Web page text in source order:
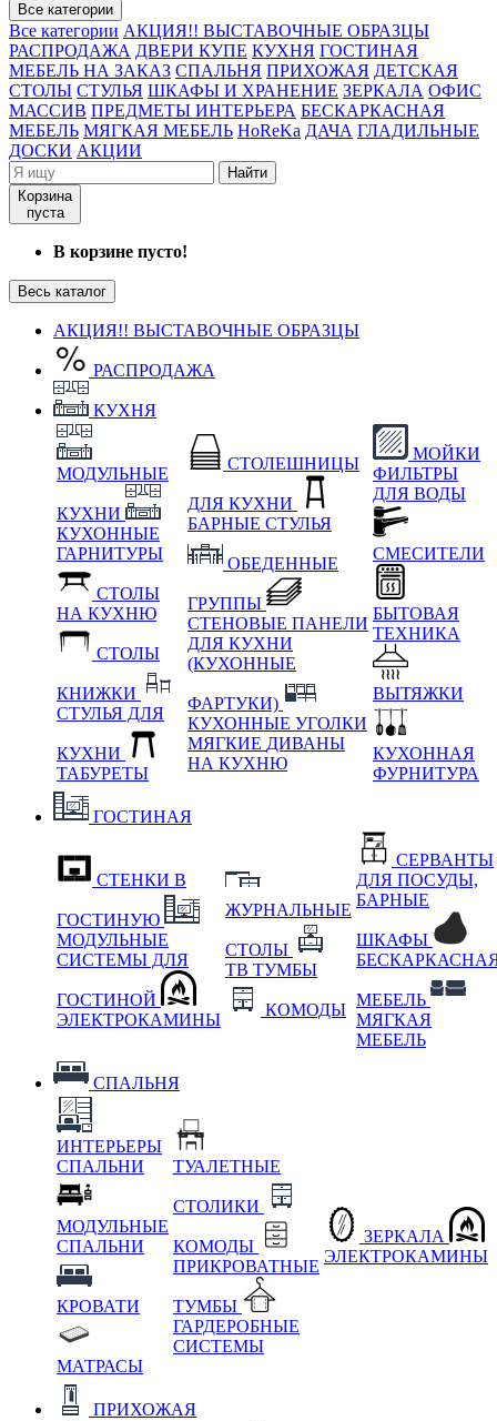
Все категории
Все категории АКЦИЯ!! ВЫСТАВОЧНЫЕ ОБРАЗЦЫ
РАСПРОДАЖА ДВЕРИ КУПЕ КУХНЯ ГОСТИНАЯ
МЕБЕЛЬ НА ЗАКАЗ СПАЛЬНЯ ПРИХОЖАЯ ДЕТСКАЯ
СТОЛЫ СТУЛЬЯ ШКАФЫ И ХРАНЕНИЕ ЗЕРКАЛА ОФИС
МАССИВ ПРЕДМЕТЫ ИНТЕРЬЕРА БЕСКАРКАСНАЯ
МЕБЕЛЬ МЯГКАЯ МЕБЕЛЬ HoReKa ДАЧА ГЛАДИЛЬНЫЕ
ДОСКИ АКЦИИ
Найти
Корзина
пуста
В корзине пусто!
Весь каталог
АКЦИЯ!! ВЫСТАВОЧНЫЕ ОБРАЗЦЫ
РАСПРОДАЖА
КУХНЯ
МОДУЛЬНЫЕ
КУХНИ
КУХОННЫЕ
ГАРНИТУРЫ
СТОЛЫ
НА КУХНЮ
СТОЛЫ
КНИЖКИ
СТУЛЬЯ ДЛЯ
КУХНИ
ТАБУРЕТЫ
СТОЛЕШНИЦЫ
ДЛЯ КУХНИ
БАРНЫЕ СТУЛЬЯ
ОБЕДЕННЫЕ
ГРУППЫ
СТЕНОВЫЕ ПАНЕЛИ
ДЛЯ КУХНИ
(КУХОННЫЕ
ФАРТУКИ)
КУХОННЫЕ УГОЛКИ
МЯГКИЕ ДИВАНЫ
НА КУХНЮ
МОЙКИ
ФИЛЬТРЫ
ДЛЯ ВОДЫ
СМЕСИТЕЛИ
БЫТОВАЯ
ТЕХНИКА
ВЫТЯЖКИ
КУХОННАЯ
ФУРНИТУРА
ГОСТИНАЯ
СТЕНКИ В
ГОСТИНУЮ
МОДУЛЬНЫЕ
СИСТЕМЫ ДЛЯ
ГОСТИНОЙ
ЭЛЕКТРОКАМИНЫ
ЖУРНАЛЬНЫЕ
СТОЛЫ
ТВ ТУМБЫ
КОМОДЫ
СЕРВАНТЫ
ДЛЯ ПОСУДЫ,
БАРНЫЕ
ШКАФЫ
МЕБЕЛЬ
МЯГКАЯ
МЕБЕЛЬ
СПАЛЬНЯ
ИНТЕРЬЕРЫ
СПАЛЬНИ
МОДУЛЬНЫЕ
СПАЛЬНИ
КРОВАТИ
МАТРАСЫ
ТУАЛЕТНЫЕ
СТОЛИКИ
КОМОДЫ
ПРИКРОВАТНЫЕ
ТУМБЫ
ГАРДЕРОБНЫЕ
СИСТЕМЫ
ЗЕРКАЛА
ЭЛЕКТРОКАМИНЫ
ПРИХОЖАЯ